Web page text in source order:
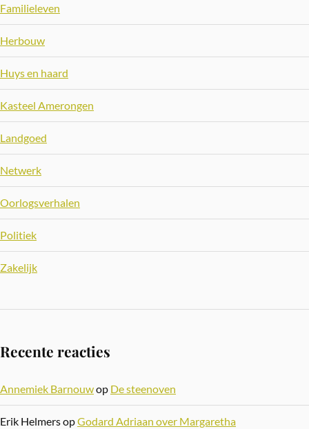
Familieleven
Herbouw
Huys en haard
Kasteel Amerongen
Landgoed
Netwerk
Oorlogsverhalen
Politiek
Zakelijk
Recente reacties
Annemiek Barnouwop De steenoven
Erik HelmersopGodard Adriaan over Margaretha